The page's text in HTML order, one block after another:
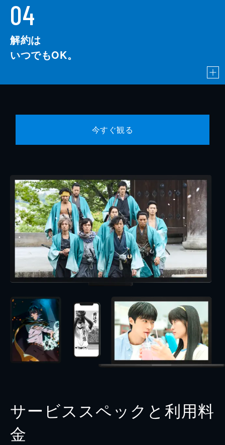
04
解約は
いつでもOK。
今すぐ観る
サービススペックと利用料
金